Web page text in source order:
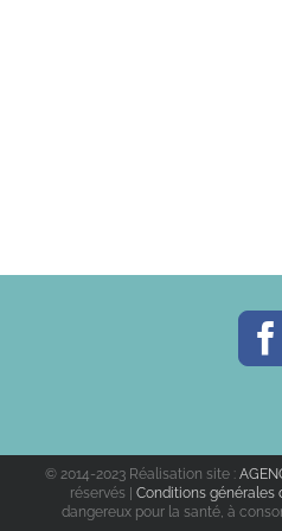
© 2014-2023 Réalisation site :
réservés | Conditions générales
dangereux pour la santé, à